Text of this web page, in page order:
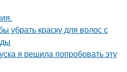
убрать краску для волос с
я решила попробовать эту